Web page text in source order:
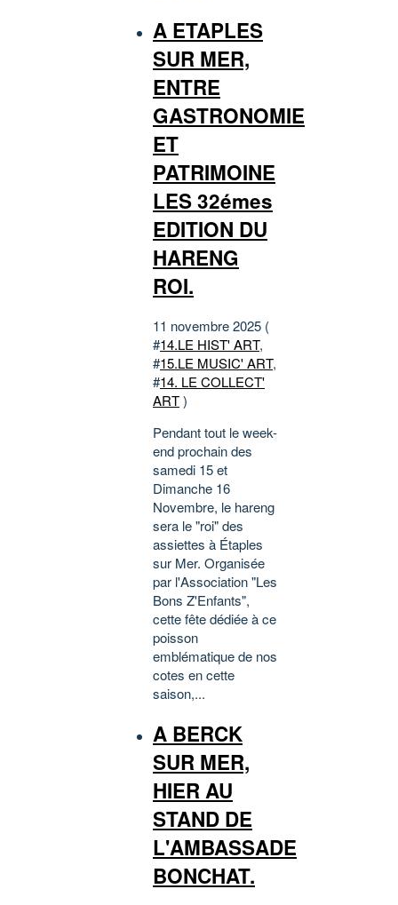
A ETAPLES
SUR MER,
ENTRE
GASTRONOMIE
ET
PATRIMOINE
LES 32émes
EDITION DU
HARENG
ROI.
11 novembre 2025 (
#14.LE HIST' ART,
#15.LE MUSIC' ART,
#14. LE COLLECT'
ART)
Pendant tout le week-
end prochain des
samedi 15 et
Dimanche 16
Novembre, le hareng
sera le "roi" des
assiettes à Étaples
sur Mer. Organisée
par l'Association "Les
Bons Z'Enfants",
cette fête dédiée à ce
poisson
emblématique de nos
cotes en cette
saison,...
A BERCK
SUR MER,
HIER AU
STAND DE
L'AMBASSADE
BONCHAT.